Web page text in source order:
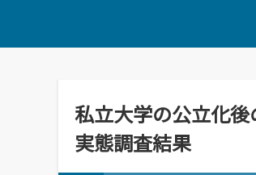
情報メ
(図書
情報メ
各団体
私立大学の公立化後
実態調査結果